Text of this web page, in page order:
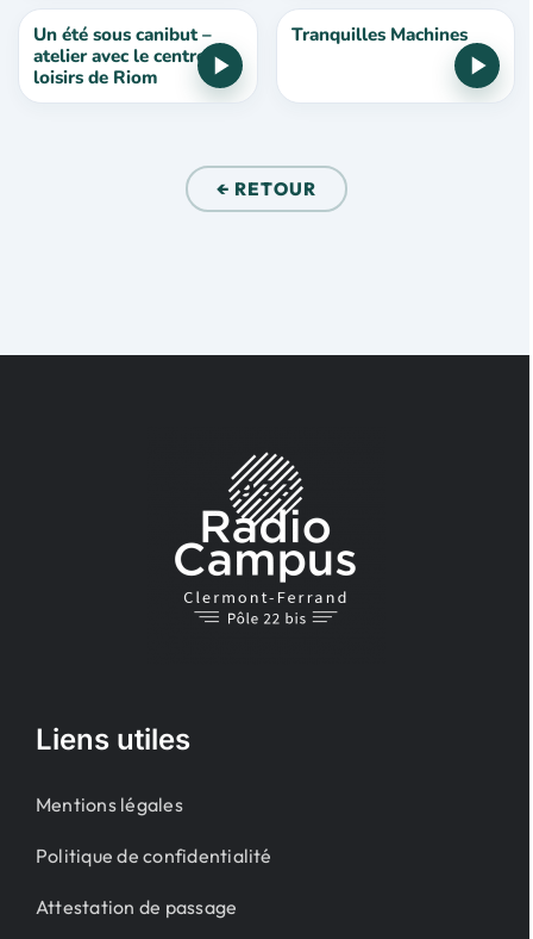
Un été sous canibut –
atelier avec le centre de
loisirs de Riom
Tranquilles Machines
← RETOUR
Liens utiles
Mentions légales
Politique de confidentialité
Attestation de passage